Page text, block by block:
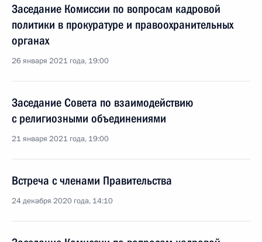
Заседание Комиссии по вопросам кадровой
политики в прокуратуре и правоохранительных
органах
26 января 2021 года, 19:00
Заседание Совета по взаимодействию
с религиозными объединениями
21 января 2021 года, 19:00
Встреча с членами Правительства
24 декабря 2020 года, 14:10